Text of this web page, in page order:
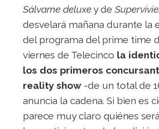
Sálvame deluxey de
desvelará mañana durante la
del programa del prime time
viernes de Telecinco la
los dos primeros
reality show -de un total de
anuncia la cadena. Si bien es
parece muy claro quiénes